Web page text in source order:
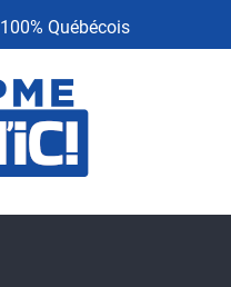
100% Québécois